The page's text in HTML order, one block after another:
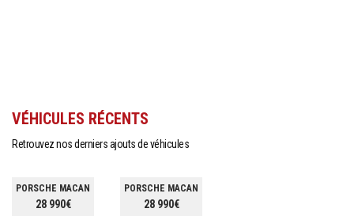
VÉHICULES RÉCENTS
Retrouvez nos derniers ajouts de véhicules
PORSCHE MACAN
28 990€
PORSCHE MACAN
28 990€